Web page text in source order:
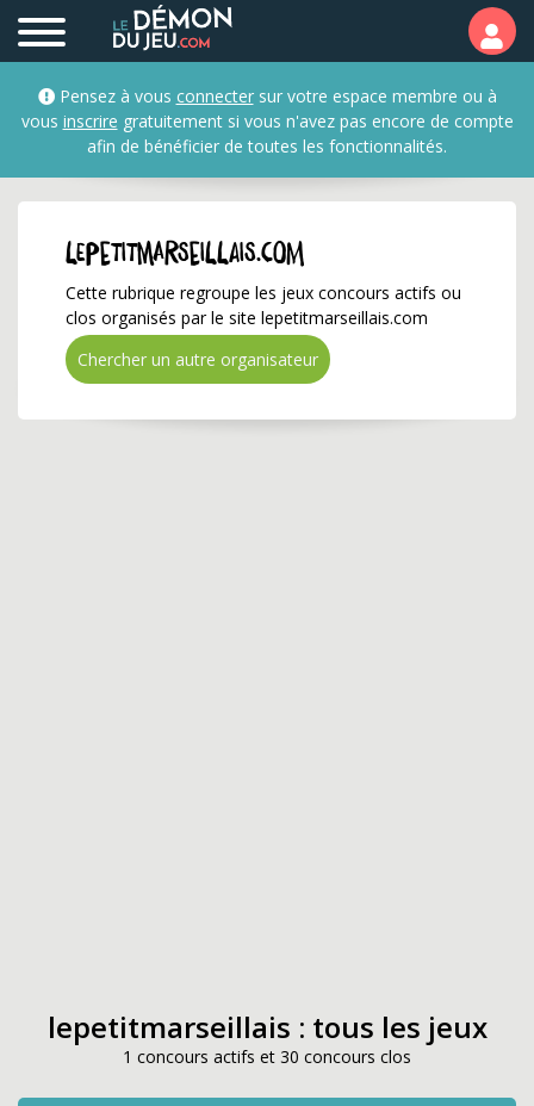
lepetitmarseillais.com
Pensez à vous connectersur votre espace membre ou à
vous inscrire gratuitement si vous n'avez pas encore de compte
afin de bénéficier de toutes les fonctionnalités.
lepetitmarseillais.com
Cette rubrique regroupe les jeux concours actifs ou
clos organisés par le site lepetitmarseillais.com
Chercher un autre organisateur
lepetitmarseillais : tous les jeux
1 concours actifs et 30 concours clos